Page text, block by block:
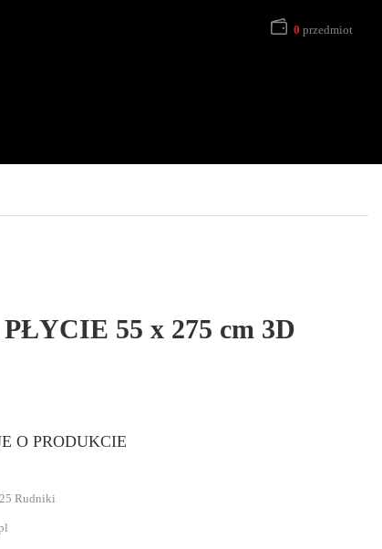
0 przedmiot
55 x 275 cm 3D
O PRODUKCIE
Rudniki